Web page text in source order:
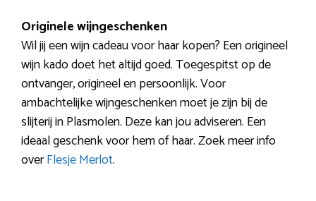
Originele wijngeschenken
Wil jij een wijn cadeau voor haar kopen? Een origineel
wijn kado doet het altijd goed. Toegespitst op de
ontvanger, origineel en persoonlijk. Voor
ambachtelijke wijngeschenken moet je zijn bij de
slijterij in Plasmolen. Deze kan jou adviseren. Een
ideaal geschenk voor hem of haar. Zoek meer info
overFlesje Merlot.